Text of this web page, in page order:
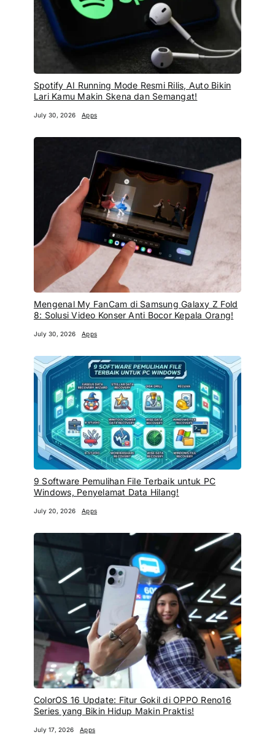
Spotify AI Running Mode Resmi Rilis, Auto Bikin
Lari Kamu Makin Skena dan Semangat!
July 30, 2026 Apps
Mengenal My FanCam di Samsung Galaxy Z Fold
8: Solusi Video Konser Anti Bocor Kepala Orang!
July 30, 2026 Apps
9 Software Pemulihan File Terbaik untuk PC
Windows, Penyelamat Data Hilang!
July 20, 2026 Apps
ColorOS 16 Update: Fitur Gokil di OPPO Reno16
Series yang Bikin Hidup Makin Praktis!
July 17, 2026 Apps